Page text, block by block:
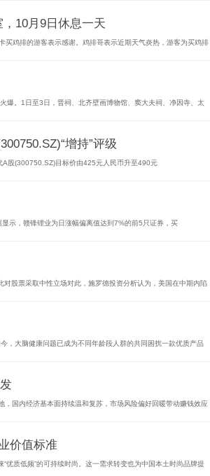
10月9日休息一天
鸡排的游客表示感谢。鸡排哥表示近期天气炎热，游客为买鸡排
爆。1日至3日，晋祠、北齐壁画博物馆、窦大夫祠、净因寺、太
增持”评级
股(300750.SZ)目标价由425元人民币升至490元
示，赣锋锂业为日涨幅偏离值达到7%的前5只证券，买
股票采取中性立场对此，施罗德投资分析认为，美国在中期内陷
，大脑健康问题已成为不同年龄段人群的共同困扰一款优质产品
国内经济基本面持续温和复苏，市场风险偏好回暖带动赚钱效应
价值标准
优质低频”的可持续时尚。这一需求转变也为中国本土时尚品牌提